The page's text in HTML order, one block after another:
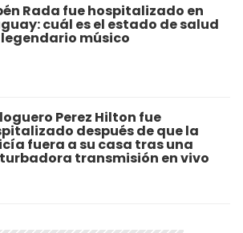
Rada fue hospitalizado en
cuál es el estado de salud
músico
Perez Hilton fue
después de que la
fuera a su casa tras una
transmisión en vivo